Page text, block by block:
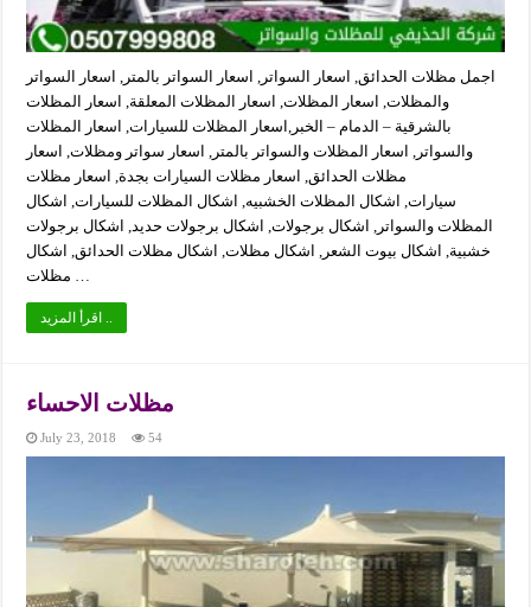
اجمل مظلات الحدائق, اسعار السواتر, اسعار السواتر بالمتر, اسعار السواتر
والمظلات, اسعار المظلات, اسعار المظلات المعلقة, اسعار المظلات
بالشرقية – الدمام – الخبر,اسعار المظلات للسيارات, اسعار المظلات
والسواتر, اسعار المظلات والسواتر بالمتر, اسعار سواتر ومظلات, اسعار
مظلات الحدائق, اسعار مظلات السيارات بجدة, اسعار مظلات
سيارات, اشكال المظلات الخشبيه, اشكال المظلات للسيارات, اشكال
المظلات والسواتر, اشكال برجولات, اشكال برجولات حديد, اشكال برجولات
خشبية, اشكال بيوت الشعر, اشكال مظلات, اشكال مظلات الحدائق, اشكال
مظلات الاحساء
July 23, 2018 54